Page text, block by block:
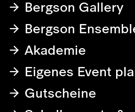
Bergson Gallery
Bergson
Akademie
Eigenes Event
Gutscheine